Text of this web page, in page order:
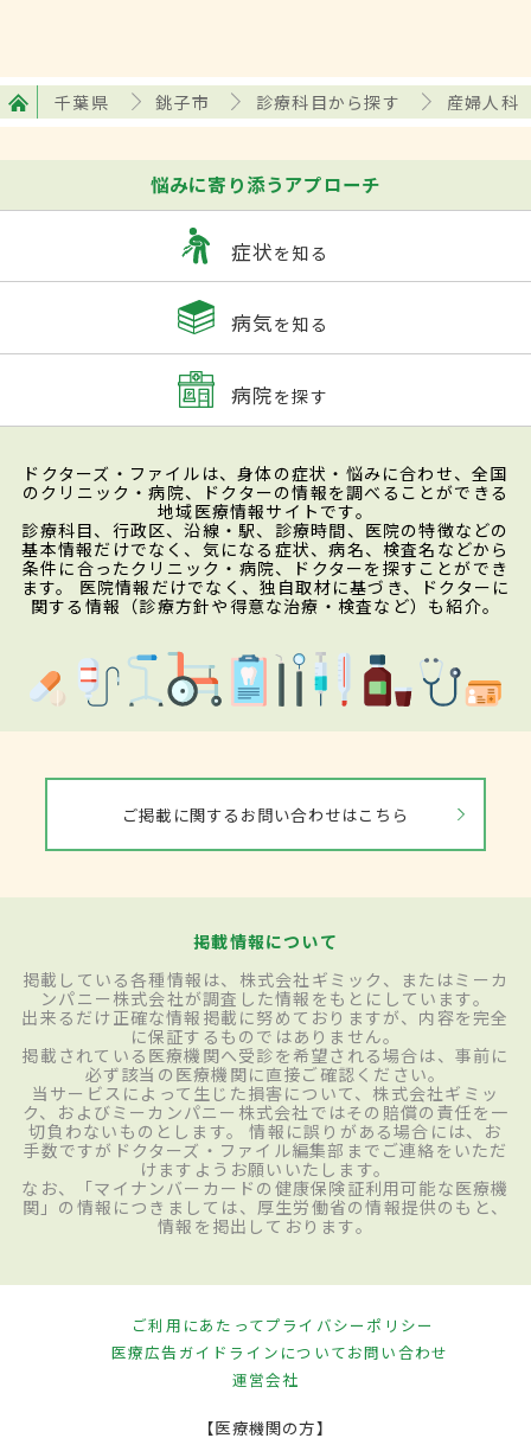
千葉県 銚子市 診療科目から探す 産婦人科
悩みに寄り添うアプローチ
症状を知る
病気を知る
病院を探す
ドクターズ・ファイルは、身体の症状・悩みに合わせ、全国
のクリニック・病院、ドクターの情報を調べることができる
地域医療情報サイトです。
診療科目、行政区、沿線・駅、診療時間、医院の特徴などの
基本情報だけでなく、気になる症状、病名、検査名などから
条件に合ったクリニック・病院、ドクターを探すことができ
ます。 医院情報だけでなく、独自取材に基づき、ドクターに
関する情報（診療方針や得意な治療・検査など）も紹介。
ご掲載に関するお問い合わせはこちら
掲載情報について
掲載している各種情報は、株式会社ギミック、またはミーカ
ンパニー株式会社が調査した情報をもとにしています。
出来るだけ正確な情報掲載に努めておりますが、内容を完全
に保証するものではありません。
掲載されている医療機関へ受診を希望される場合は、事前に
必ず該当の医療機関に直接ご確認ください。
当サービスによって生じた損害について、株式会社ギミッ
ク、およびミーカンパニー株式会社ではその賠償の責任を一
切負わないものとします。 情報に誤りがある場合には、お
手数ですがドクターズ・ファイル編集部までご連絡をいただ
けますようお願いいたします。
なお、「マイナンバーカードの健康保険証利用可能な医療機
関」の情報につきましては、厚生労働省の情報提供のもと、
情報を掲出しております。
ご利用にあたってプライバシーポリシー
医療広告ガイドラインについてお問い合わせ
運営会社
【医療機関の方】